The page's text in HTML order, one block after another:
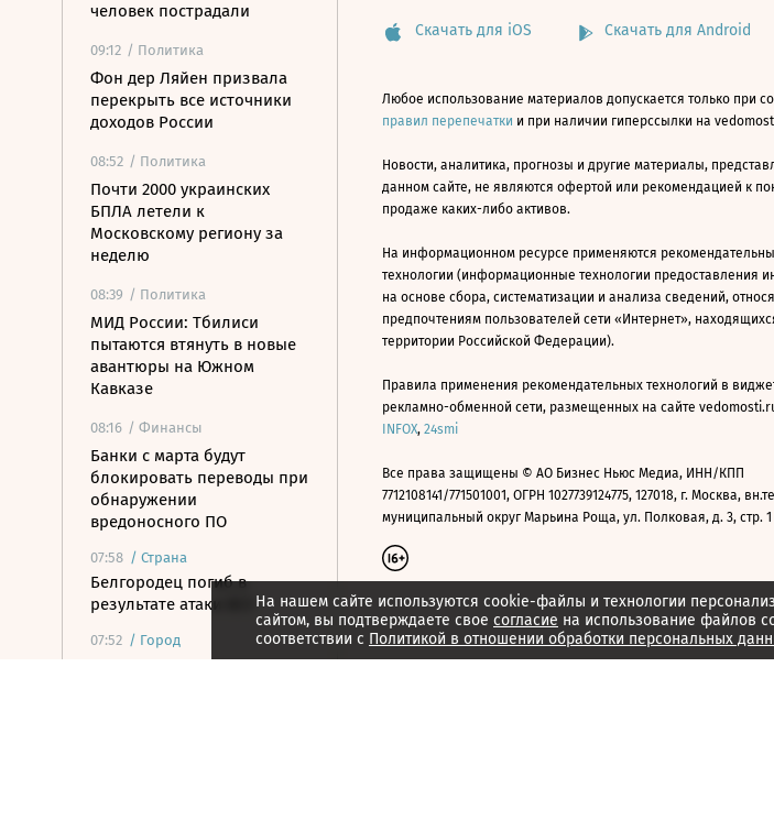
человек пострадали
09:12 / Политика
Фон дер Ляйен призвала
перекрыть все источники
доходов России
08:52 / Политика
Почти 2000 украинских
БПЛА летели к
Московскому региону за
неделю
08:39 / Политика
МИД России: Тбилиси
пытаются втянуть в новые
авантюры на Южном
Кавказе
08:16 / Финансы
Банки с марта будут
блокировать переводы при
обнаружении
вредоносного ПО
07:58 / Страна
Белгородец погиб в
результате атаки ВСУ
07:52 / Город
Гастрономия, история
На нашем сайте используются cookie-файлы и технологии
сайтом, вы подтверждаете свое согласие на использование файлов
соответствии с Политикой в отношении обработки персональных
Скачать для iOS Скачать для Android
Любое использование материалов допускается только при
правил перепечатки и при наличии гиперссылки на
Новости, аналитика, прогнозы и другие материалы,
данном сайте, не являются офертой или рекомендацией к
продаже каких-либо активов.
На информационном ресурсе применяются
технологии (информационные технологии предоставления
на основе сбора, систематизации и анализа сведений,
предпочтениям пользователей сети «Интернет»,
территории Российской Федерации).
Правила применения рекомендательных технологий в
рекламно-обменной сети, размещенных на сайте
INFOX, 24smi
Все права защищены © АО Бизнес Ньюс Медиа, ИНН/КПП
7712108141/771501001, ОГРН 1027739124775, 127018, г. Москва,
муниципальный округ Марьина Роща, ул. Полковая, д. 3, стр. 1